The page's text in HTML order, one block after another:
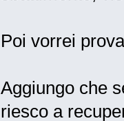
Poi vorrei
Aggiungo che
riesco a